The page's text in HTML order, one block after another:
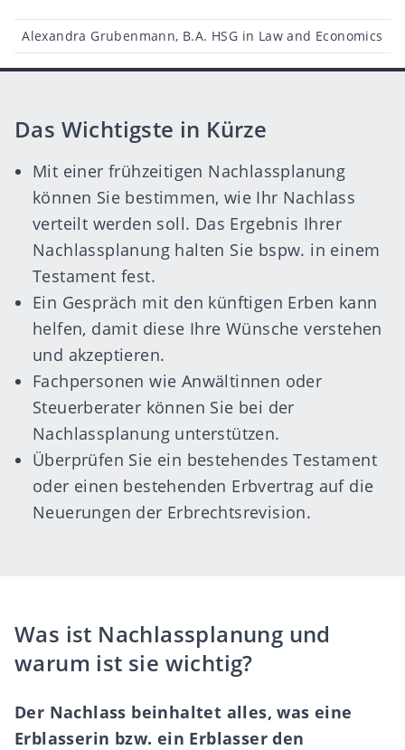
Beitragsautor
Alexandra Grubenmann, B.A. HSG in Law and Economics
Das Wichtigste in Kürze
Mit einer frühzeitigen Nachlassplanung
können Sie bestimmen, wie Ihr Nachlass
verteilt werden soll. Das Ergebnis Ihrer
Nachlassplanung halten Sie bspw. in einem
Testament fest.
Ein Gespräch mit den künftigen Erben kann
helfen, damit diese Ihre Wünsche verstehen
und akzeptieren.
Fachpersonen wie Anwältinnen oder
Steuerberater können Sie bei der
Nachlassplanung unterstützen.
Überprüfen Sie ein bestehendes Testament
oder einen bestehenden Erbvertrag auf die
Neuerungen der Erbrechtsrevision.
Was ist Nachlassplanung und
warum ist sie wichtig?
Der Nachlass beinhaltet alles, was eine
Erblasserin bzw. ein Erblasser den